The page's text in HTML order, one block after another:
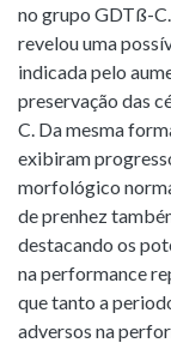
no grupo GDTß-
revelou uma
indicada pelo
preservação das
C. Da mesma
exibiram
morfológico
de prenhez
destacando os
na performance
que tanto a
adversos na